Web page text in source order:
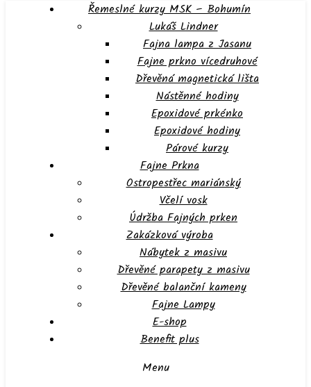
Řemeslné kurzy MSK – Bohumín
Lukáš Lindner
Fajna lampa z Jasanu
Fajne prkno vícedruhové
Dřevěná magnetická lišta
Nástěnné hodiny
Epoxidové prkénko
Epoxidové hodiny
Párové kurzy
Fajne Prkna
Ostropestřec mariánský
Včelí vosk
Údržba Fajných prken
Zakázková výroba
Nábytek z masivu
Dřevěné parapety z masivu
Dřevěné balanční kameny
Fajne Lampy
E-shop
Benefit plus
Menu